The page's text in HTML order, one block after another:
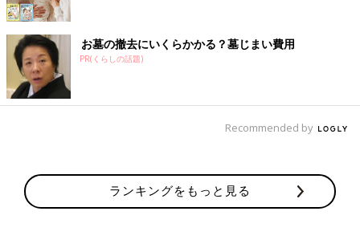
お墓の撤去にいくらかかる？墓じまい費用
PR(くらしの話題)
Recommended by
ランキングをもっと見る